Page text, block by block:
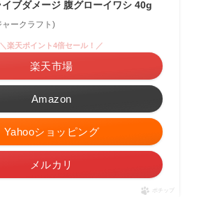
ブダメージ 腹グローイワシ 40g
ークラフト)
Amazon
＼楽天ポイント4倍セール！／
楽天市場
Yahooショッピング
メルカリ
ポチップ